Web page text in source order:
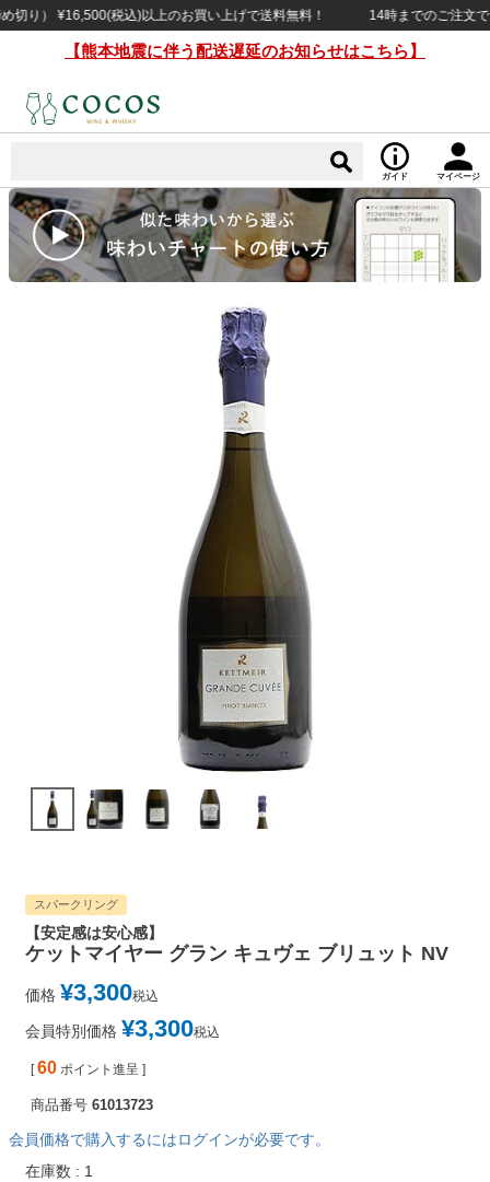
） ¥16,500(税込)以上のお買い上げで送料無料！ 14時までのご注文で
【熊本地震に伴う配送遅延のお知らせはこちら】
ガイド マイページ
スパークリング
【安定感は安心感】
ケットマイヤー グラン キュヴェ ブリュット NV
価格 ¥3,300税込
会員特別価格 ¥3,300税込
[ 60 ポイント進呈 ]
商品番号 61013723
会員価格で購入するにはログインが必要です。
在庫数
1